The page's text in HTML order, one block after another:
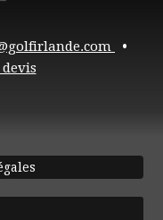
•